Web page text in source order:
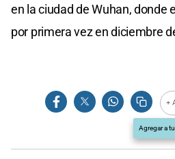
en la ciudad de Wuhan, donde
por primera vez en diciembre
+
Agregar a